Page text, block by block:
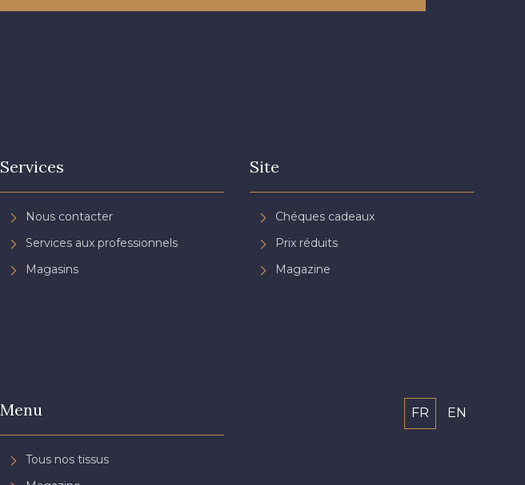
Services
Nous contacter
Services aux professionnels
Magasins
Site
Chéques cadeaux
Prix réduits
Magazine
Menu
Tous nos tissus
FR EN